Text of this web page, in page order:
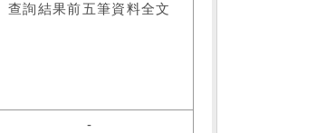
查詢結果前五筆資料全文
-